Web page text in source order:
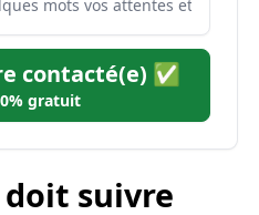
contacté(e) ✅
gratuit
suivre